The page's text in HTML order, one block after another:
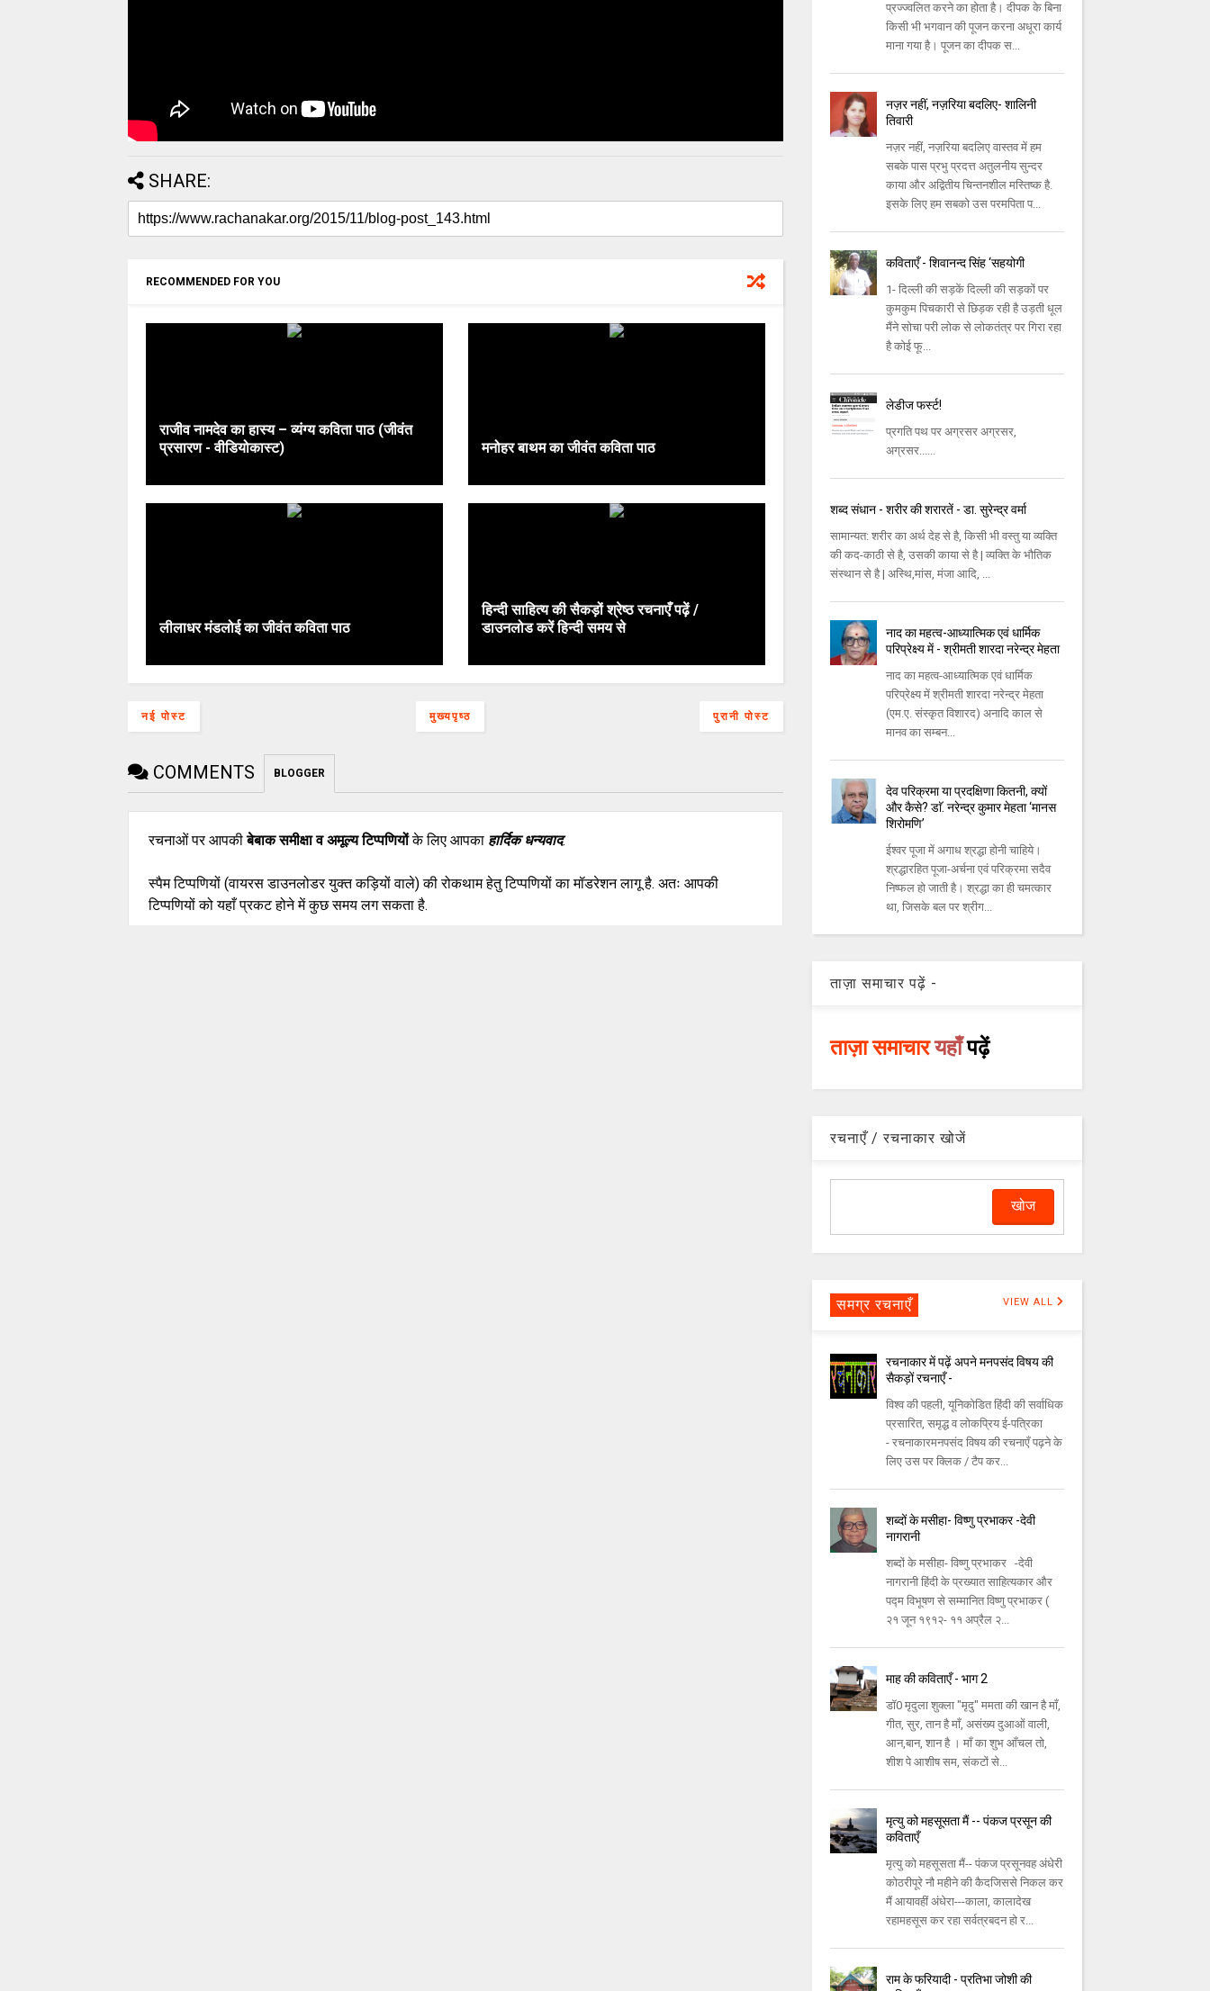
SHARE:
RECOMMENDED FOR YOU
राजीव नामदेव का हास्य – व्यंग्य कविता पाठ (जीवंत
प्रसारण - वीडियोकास्ट)
मनोहर बाथम का जीवंत कविता पाठ
लीलाधर मंडलोई का जीवंत कविता पाठ
हिन्दी साहित्य की सैकड़ों श्रेष्ठ रचनाएँ पढ़ें /
डाउनलोड करें हिन्दी समय से
नई पोस्ट पुरानी पोस्ट
मुख्यपृष्ठ
COMMENTS BLOGGER
रचनाओं पर आपकीबेबाक समीक्षा व अमूल्य टिप्पणियोंके लिए आपका हार्दिक धन्यवाद.
स्पैम टिप्पणियों (वायरस डाउनलोडर युक्त कड़ियों वाले) की रोकथाम हेतु टिप्पणियों का मॉडरेशन लागू है. अतः आपकी
टिप्पणियों को यहाँ प्रकट होने में कुछ समय लग सकता है.
प्रज्ज्वलित करने का होता है। दीपक के बिना
किसी भी भगवान की पूजन करना अधूरा कार्य
माना गया है। पूजन का दीपक स...
नज़र नहीं, नज़रिया बदलिए- शालिनी
तिवारी
नज़र नहीं, नज़रिया बदलिए वास्तव में हम
सबके पास प्रभु प्रदत्त अतुलनीय सुन्दर
काया और अद्वितीय चिन्तनशील मस्तिष्क है.
इसके लिए हम सबको उस परमपिता प...
कविताएँ - शिवानन्द सिंह ‘सहयोगी
1- दिल्ली की सड़कें दिल्ली की सड़कों पर
कुमकुम पिचकारी से छिड़क रही है उड़ती धूल
मैंने सोचा परी लोक से लोकतंत्र पर गिरा रहा
है कोई फू...
लेडीज फर्स्ट!
प्रगति पथ पर अग्रसर अग्रसर,
अग्रसर......
शब्द संधान - शरीर की शरारतें - डा. सुरेन्द्र वर्मा
सामान्यत: शरीर का अर्थ देह से है, किसी भी वस्तु या व्यक्ति
की कद-काठी से है, उसकी काया से है | व्यक्ति के भौतिक
संस्थान से है | अस्थि,मांस, मंजा आदि, ...
नाद का महत्व-आध्यात्मिक एवं धार्मिक
परिप्रेक्ष्य में - श्रीमती शारदा नरेन्द्र मेहता
नाद का महत्व-आध्यात्मिक एवं धार्मिक
परिप्रेक्ष्य में श्रीमती शारदा नरेन्द्र मेहता
(एम.ए. संस्कृत विशारद) अनादि काल से
मानव का सम्बन...
देव परिक्रमा या प्रदक्षिणा कितनी, क्यों
और कैसे? डाॅ. नरेन्द्र कुमार मेहता ‘मानस
शिरोमणि’
ईश्वर पूजा में अगाध श्रद्धा होनी चाहिये।
श्रद्धारहित पूजा-अर्चना एवं परिक्रमा सदैव
निष्फल हो जाती है। श्रद्धा का ही चमत्कार
था, जिसके बल पर श्रीग...
ताज़ा समाचार पढ़ें -
ताज़ा समाचारयहाँपढ़ें
रचनाएँ / रचनाकार खोजें
समग्र रचनाएँ VIEW ALL
रचनाकार में पढ़ें अपने मनपसंद विषय की
सैकड़ों रचनाएँ -
विश्व की पहली, यूनिकोडित हिंदी की सर्वाधिक
प्रसारित, समृद्ध व लोकप्रिय ई-पत्रिका
- रचनाकारमनपसंद विषय की रचनाएँ पढ़ने के
लिए उस पर क्लिक / टैप कर...
शब्दों के मसीहा- विष्णु प्रभाकर -देवी
नागरानी
शब्दों के मसीहा- विष्णु प्रभाकर -देवी
नागरानी हिंदी के प्रख्यात साहित्यकार और
पद्म विभूषण से सम्मानित विष्णु प्रभाकर (
२१ जून १९१२- ११ अप्रैल २...
माह की कविताएँ - भाग 2
डॉ0 मृदुला शुक्ला "मृदु" ममता की खान है माँ,
गीत, सुर, तान है माँ, असंख्य दुआओं वाली,
आन,बान, शान है । माँ का शुभ आँचल तो,
शीश पे आशीष सम, संकटों से...
मृत्यु को महसूसता मैं -- पंकज प्रसून की
कविताएँ
मृत्यु को महसूसता मैं-- पंकज प्रसूनवह अंधेरी
कोठरीपूरे नौ महीने की कैदजिससे निकल कर
मैं आयावहीं अंधेरा---काला, कालादेख
रहामहसूस कर रहा सर्वत्रबदन हो र...
राम के फरियादी - प्रतिभा जोशी की